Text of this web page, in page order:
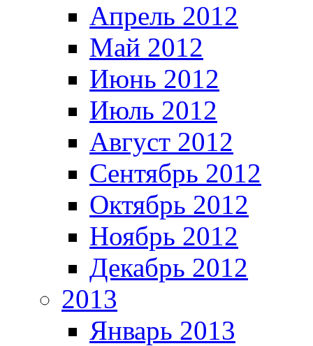
Апрель 2012
Май 2012
Июнь 2012
Июль 2012
Август 2012
Сентябрь 2012
Октябрь 2012
Ноябрь 2012
Декабрь 2012
2013
Январь 2013